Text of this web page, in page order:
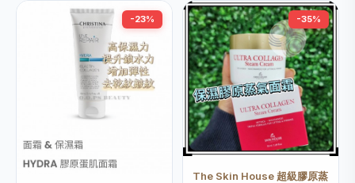
-23% -35%
The Skin House 超級膠原蒸